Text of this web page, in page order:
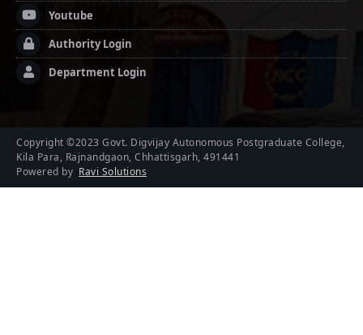
Youtube
Authority Login
Department Login
Copyright ©2023 Govt. Digvijay Autonomous Postgraduate College,
Kila Para, Rajnandgaon, Chhattisgarh, 491441
Powered by Ravi Solutions